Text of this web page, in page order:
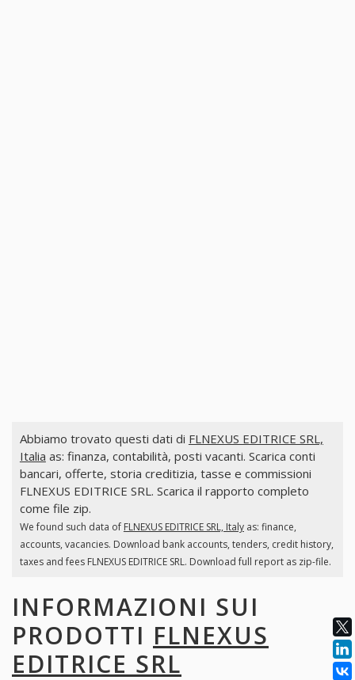
Abbiamo trovato questi dati di FLNEXUS EDITRICE SRL,
Italia as: finanza, contabilità, posti vacanti. Scarica conti
bancari, offerte, storia creditizia, tasse e commissioni
FLNEXUS EDITRICE SRL. Scarica il rapporto completo
come file zip.
We found such data of FLNEXUS EDITRICE SRL, Italyas: finance,
accounts, vacancies. Download bank accounts, tenders, credit history,
taxes and fees FLNEXUS EDITRICE SRL. Download full report as zip-file.
INFORMAZIONI SUI
PRODOTTI FLNEXUS
EDITRICE SRL